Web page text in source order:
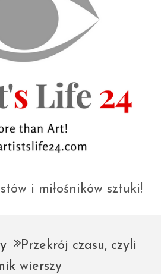
i miłośników sztuki!
Przekrój czasu, czyli
wierszy